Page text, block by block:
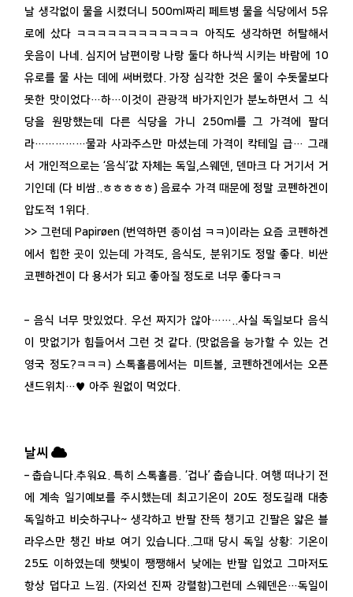
날 생각없이 물을 시켰더니 500ml짜리 페트병 물을 식당에서 5유
로에 샀다 ㅋㅋㅋㅋㅋㅋㅋㅋㅋㅋㅋㅋ 아직도 생각하면 허탈해서
웃음이 나네. 심지어 남편이랑 나랑 둘다 하나씩 시키는 바람에 10
유로를 물 사는 데에 써버렸다. 가장 심각한 것은 물이 수돗물보다
못한 맛이었다…하…이것이 관광객 바가지인가 분노하면서 그 식
당을 원망했는데 다른 식당을 가니 250ml를 그 가격에 팔더
라……………물과 사과주스만 마셨는데 가격이 칵테일 급… 그래
서 개인적으로는 ‘음식’값 자체는 독일,스웨덴, 덴마크 다 거기서 거
기인데 (다 비쌈..ㅎㅎㅎㅎㅎ) 음료수 가격 때문에 정말 코펜하겐이
압도적 1위다.
>> 그런데 Papirøen (번역하면 종이섬 ㅋㅋ)이라는 요즘 코펜하겐
에서 힙한 곳이 있는데 가격도, 음식도, 분위기도 정말 좋다. 비싼
코펜하겐이 다 용서가 되고 좋아질 정도로 너무 좋다ㅋㅋ
– 음식 너무 맛있었다. 우선 짜지가 않아……..사실 독일보다 음식
이 맛없기가 힘들어서 그런 것 같다. (맛없음을 능가할 수 있는 건
영국 정도?ㅋㅋㅋ) 스톡홀름에서는 미트볼, 코펜하겐에서는 오픈
샌드위치…♥ 아주 원없이 먹었다.
날씨
– 춥습니다.추워요. 특히 스톡홀름. ‘겁나’ 춥습니다. 여행 떠나기 전
에 계속 일기예보를 주시했는데 최고기온이 20도 정도길래 대충
독일하고 비슷하구나~ 생각하고 반팔 잔뜩 챙기고 긴팔은 얇은 블
라우스만 챙긴 바보 여기 있습니다..그때 당시 독일 상황: 기온이
25도 이하였는데 햇빛이 쨍쨍해서 낮에는 반팔 입었고 그마저도
항상 덥다고 느낌. (자외선 진짜 강렬함)그런데 스웨덴은…독일이